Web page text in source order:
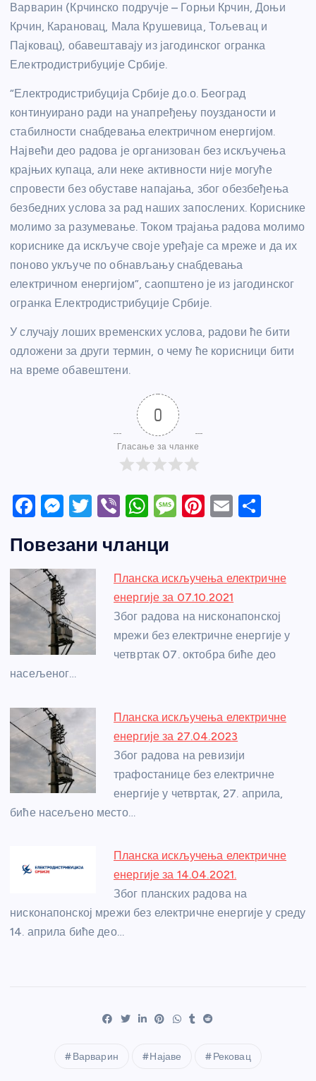
Варварин (Крчинско подручје – Горњи Крчин, Доњи
Крчин, Карановац, Мала Крушевица, Тољевац и
Пајковац), обавештавају из јагодинског огранка
Електродистрибуције Србије.
“Електродистрибуција Србије д.о.о. Београд
континуирано ради на унапређењу поузданости и
стабилности снабдевања електричном енергијом.
Највећи део радова је организован без искључења
крајњих купаца, али неке активности није могуће
спровести без обуставе напајања, због обезбеђења
безбедних услова за рад наших запослених. Кориснике
молимо за разумевање. Током трајања радова молимо
кориснике да искључе своје уређаје са мреже и да их
поново укључе по обнављању снабдевања
електричном енергијом”, саопштено је из јагодинског
огранка Електродистрибуције Србије.
У случају лоших временских услова, радови ће бити
одложени за други термин, о чему ће корисници бити
на време обавештени.
0
Гласање за чланке
F
c
e
b
o
o
k
M
ss
e
n
g
er
T
itt
er
Vi
er
W
at
s
A
p
p
M
a
g
e
Pi
e
st
E
e
Повезани чланци
Планска искључења електричне
енергије за 07.10.2021
Због радова на нисконапонској
мрежи без електричне енергије у
четвртак 07. октобра биће део
насељеног…
Планска искључења електричне
енергије за 27.04.2023
Због радова на ревизији
трафостанице без електричне
енергије у четвртак, 27. априла,
биће насељено место…
Планска искључења електричне
енергије за 14.04.2021.
Због планских радова на
нисконапонској мрежи без електричне енергије у среду
14. априла биће део…
Варварин Најаве Рековац